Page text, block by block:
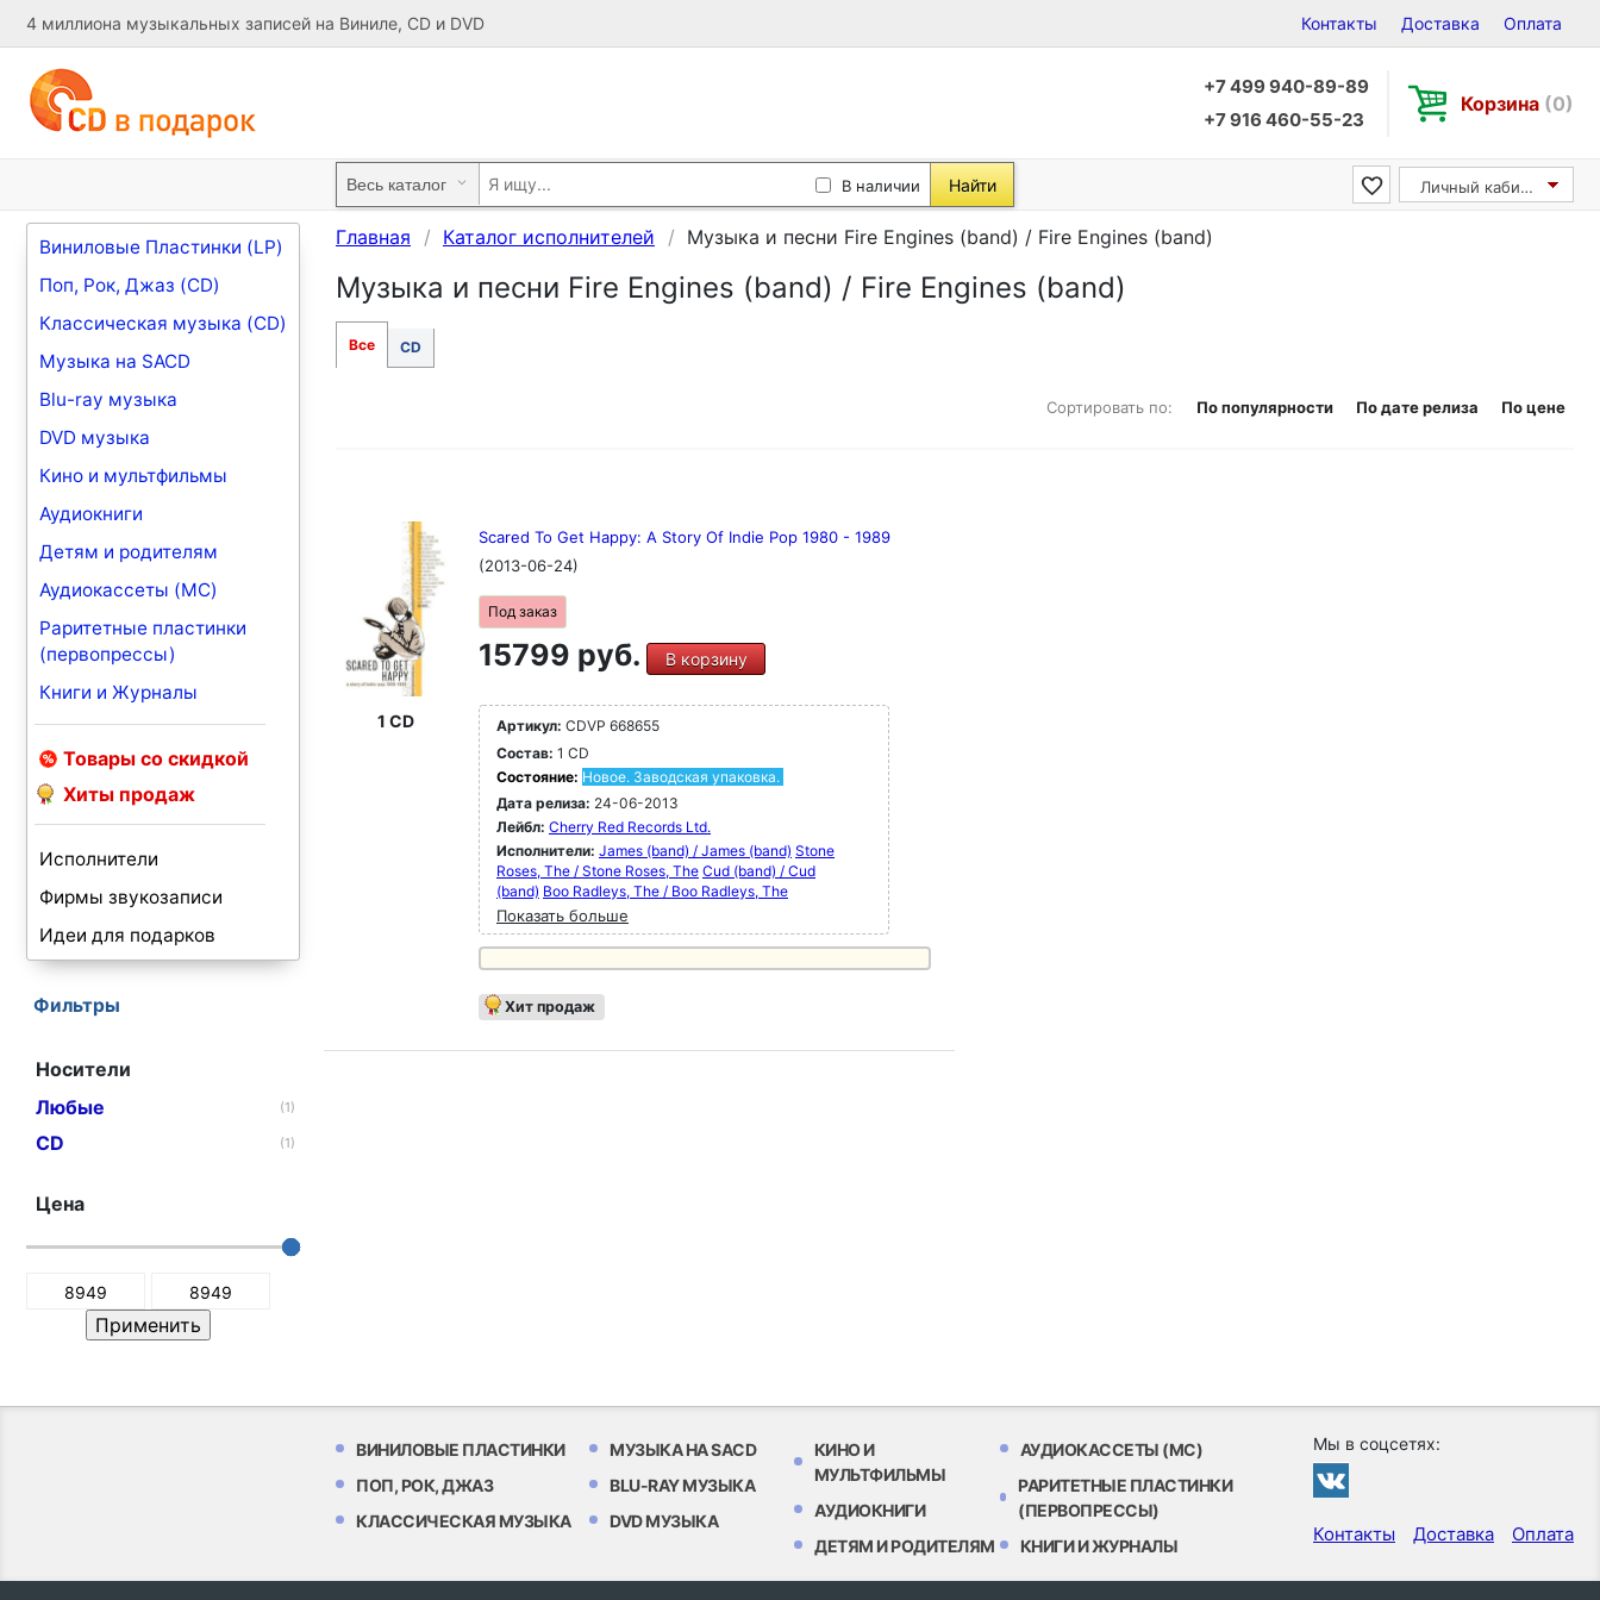
4 миллиона музыкальных записей на Виниле, CD и DVD Контакты Доставка Оплата
+7 499 940-89-89
+7 916 460-55-23
Корзина (0)
В наличии Найти Личный кабинет
Виниловые Пластинки (LP)
Поп, Рок, Джаз (CD)
Классическая музыка (CD)
Музыка на SACD
Blu-ray музыка
DVD музыка
Кино и мультфильмы
Аудиокниги
Детям и родителям
Аудиокассеты (MC)
Раритетные пластинки
(первопрессы)
Книги и Журналы
Товары со скидкой
Хиты продаж
Исполнители
Фирмы звукозаписи
Идеи для подарков
Фильтры
Носители
Любые
(1)
CD (1)
Цена
Главная Каталог исполнителей Музыка и песни Fire Engines (band) / Fire Engines (band)
Музыка и песни Fire Engines (band) / Fire Engines (band)
Все CD
Сортировать по: По популярности По дате релиза По цене
1 CD
Scared To Get Happy: A Story Of Indie Pop 1980 - 1989
(2013-06-24)
Под заказ
15799 руб. В корзину
Артикул: CDVP 668655
Состав: 1 CD
Состояние: Новое. Заводская упаковка.
Дата релиза: 24-06-2013
Лейбл: Cherry Red Records Ltd.
Исполнители: James (band) / James (band) Stone
Roses, The / Stone Roses, The Cud (band) / Cud
(band) Boo Radleys, The / Boo Radleys, The
Показать больше
Хит продаж
ВИНИЛОВЫЕ ПЛАСТИНКИ
ПОП, РОК, ДЖАЗ
КЛАССИЧЕСКАЯ МУЗЫКА
МУЗЫКА НА SACD
BLU-RAY МУЗЫКА
DVD МУЗЫКА
КИНО И
МУЛЬТФИЛЬМЫ
АУДИОКНИГИ
ДЕТЯМ И РОДИТЕЛЯМ
АУДИОКАССЕТЫ (MC)
РАРИТЕТНЫЕ ПЛАСТИНКИ
(ПЕРВОПРЕССЫ)
КНИГИ И ЖУРНАЛЫ
Мы в соцсетях:
Контакты Доставка Оплата